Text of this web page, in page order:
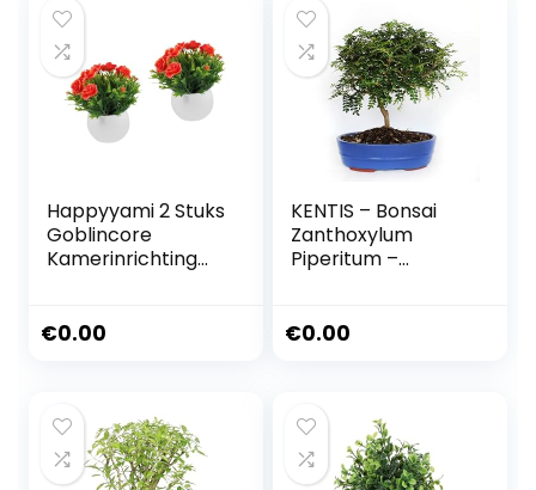
Happyyami 2 Stuks
Goblincore
Kamerinrichting
Kamerinrichting
Bureaubladdecora
tie Pvc Plant
Bloempot
€0.00
KENTIS – Bonsai
Zanthoxylum
Piperitum –
Peperplant –
cm Pot Ø 26 cm
€0.00